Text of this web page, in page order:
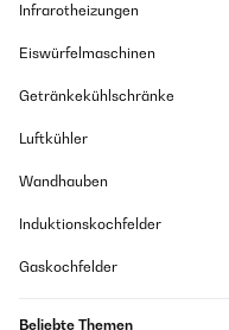
Infrarotheizungen
Eiswürfelmaschinen
Getränkekühlschränke
Luftkühler
Wandhauben
Induktionskochfelder
Gaskochfelder
Beliebte Themen